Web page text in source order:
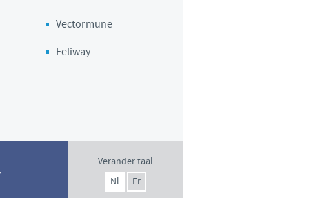
Vectormune
Feliway
Verander taal
Nl
Fr